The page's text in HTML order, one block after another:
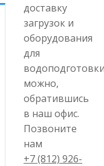
доставку
загрузок и
оборудования
для
можно,
обратившись
в наш офис.
Позвоните
нам
+7 (812) 926-